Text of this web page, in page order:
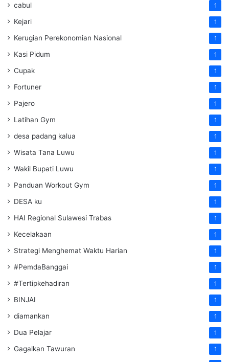
cabul 1
Kejari 1
Kerugian Perekonomian Nasional 1
Kasi Pidum 1
Cupak 1
Fortuner 1
Pajero 1
Latihan Gym 1
desa padang kalua 1
Wisata Tana Luwu 1
Wakil Bupati Luwu 1
Panduan Workout Gym 1
DESA ku 1
HAI Regional Sulawesi Trabas 1
Kecelakaan 1
Strategi Menghemat Waktu Harian 1
#PemdaBanggai 1
#Tertipkehadiran 1
BINJAI 1
diamankan 1
Dua Pelajar 1
Gagalkan Tawuran 1